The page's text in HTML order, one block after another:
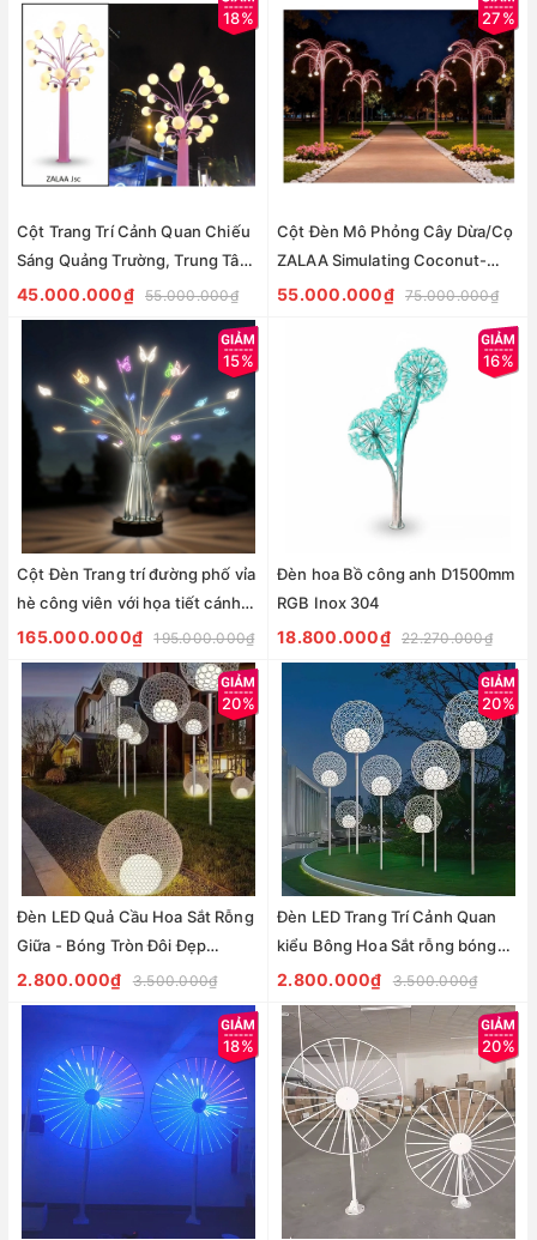
18%
Cột Trang Trí Cảnh Quan Chiếu
Sáng Quảng Trường, Trung Tâm
Thương Mại Kiểu Mới
45.000.000₫ 55.000.000₫
27%
Cột Đèn Mô Phỏng Cây Dừa/Cọ
ZALAA Simulating Coconut-
Palm Tree Led Light
55.000.000₫ 75.000.000₫
15%
Cột Đèn Trang trí đường phố vỉa
hè công viên với họa tiết cánh
bướm Rgb đổi màu
165.000.000₫ 195.000.000₫
16%
Đèn hoa Bồ công anh D1500mm
RGB Inox 304
18.800.000₫ 22.270.000₫
20%
Đèn LED Quả Cầu Hoa Sắt Rỗng
Giữa - Bóng Tròn Đôi Đẹp
Lạ ZALAA ZSV-Flowers-Iron
Chiếu sáng & trang trí cảnh
2.800.000₫ 3.500.000₫
20%
Đèn LED Trang Trí Cảnh Quan
kiểu Bông Hoa Sắt rỗng bóng
tròn đôi ZALAA ZSV-FlowerIron
D40-D100cm, H60-180CM | Báo
Giá
2.800.000₫ 3.500.000₫
18% 20%